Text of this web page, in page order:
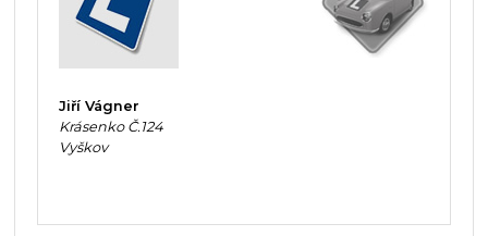
Jiří Vágner
Krásenko Č.124
Vyškov